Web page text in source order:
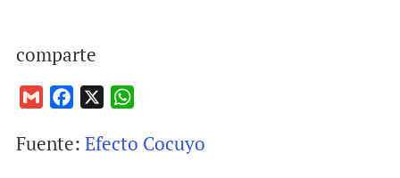
comparte
a
c
a
Fuente: Efecto Cocuyo